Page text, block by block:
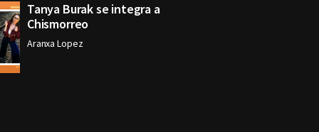
Tanya Burak se integra a
Chismorreo
Aranxa Lopez